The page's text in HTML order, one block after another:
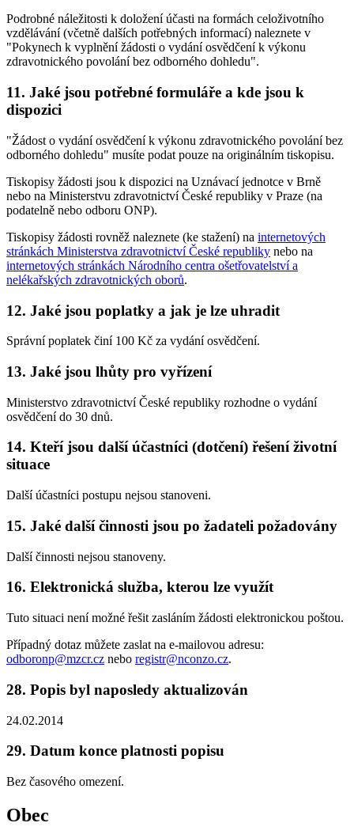
Podrobné náležitosti k doložení účasti na formách celoživotního
vzdělávání (včetně dalších potřebných informací) naleznete v
"Pokynech k vyplnění žádosti o vydání osvědčení k výkonu
zdravotnického povolání bez odborného dohledu".
11. Jaké jsou potřebné formuláře a kde jsou k
dispozici
"Žádost o vydání osvědčení k výkonu zdravotnického povolání bez
odborného dohledu" musíte podat pouze na originálním tiskopisu.
Tiskopisy žádosti jsou k dispozici na Uznávací jednotce v Brně
nebo na Ministerstvu zdravotnictví České republiky v Praze (na
podatelně nebo odboru ONP).
Tiskopisy žádosti rovněž naleznete (ke stažení) na internetových
stránkách Ministerstva zdravotnictví České republiky nebo na
internetových stránkách Národního centra ošetřovatelství a
nelékařských zdravotnických oborů.
12. Jaké jsou poplatky a jak je lze uhradit
Správní poplatek činí 100 Kč za vydání osvědčení.
13. Jaké jsou lhůty pro vyřízení
Ministerstvo zdravotnictví České republiky rozhodne o vydání
osvědčení do 30 dnů.
14. Kteří jsou další účastníci (dotčení) řešení životní
situace
Další účastníci postupu nejsou stanoveni.
15. Jaké další činnosti jsou po žadateli požadovány
Další činnosti nejsou stanoveny.
16. Elektronická služba, kterou lze využít
Tuto situaci není možné řešit zasláním žádosti elektronickou poštou.
Případný dotaz můžete zaslat na e-mailovou adresu:
odboronp@mzcr.cz nebo registr@nconzo.cz.
28. Popis byl naposledy aktualizován
24.02.2014
29. Datum konce platnosti popisu
Bez časového omezení.
Obec